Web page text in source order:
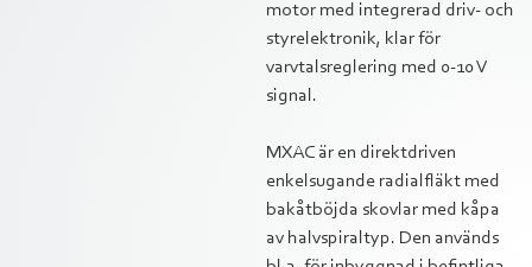
motor med integrerad driv- och
styrelektronik, klar för
varvtalsreglering med 0-10 V
signal.
MXAC är en direktdriven
enkelsugande radialfläkt med
bakåtböjda skovlar med kåpa
av halvspiraltyp. Den används